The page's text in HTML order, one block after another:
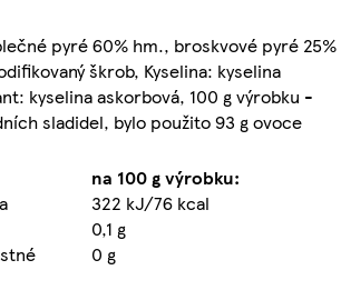
pyré 60% hm., broskvové pyré 25%
škrob, Kyselina: kyselina
kyselina askorbová, 100 g výrobku -
sladidel, bylo použito 93 g ovoce
na 100 g výrobku:
322 kJ/76 kcal
0,1 g
0 g